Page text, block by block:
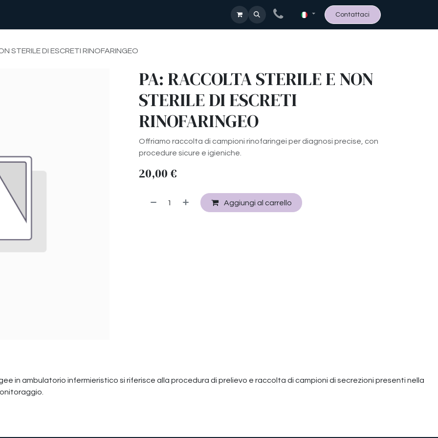
Contattaci
STERILE DI ESCRETI RINOFARINGEO
PA: RACCOLTA STERILE E NON
STERILE DI ESCRETI
RINOFARINGEO
Offriamo raccolta di campioni rinofaringei per diagnosi precise, con
procedure sicure e igieniche.
20,00€
Aggiungi al carrello
in ambulatorio infermieristico si riferisce alla procedura di prelievo e raccolta di campioni di secrezioni presenti nella